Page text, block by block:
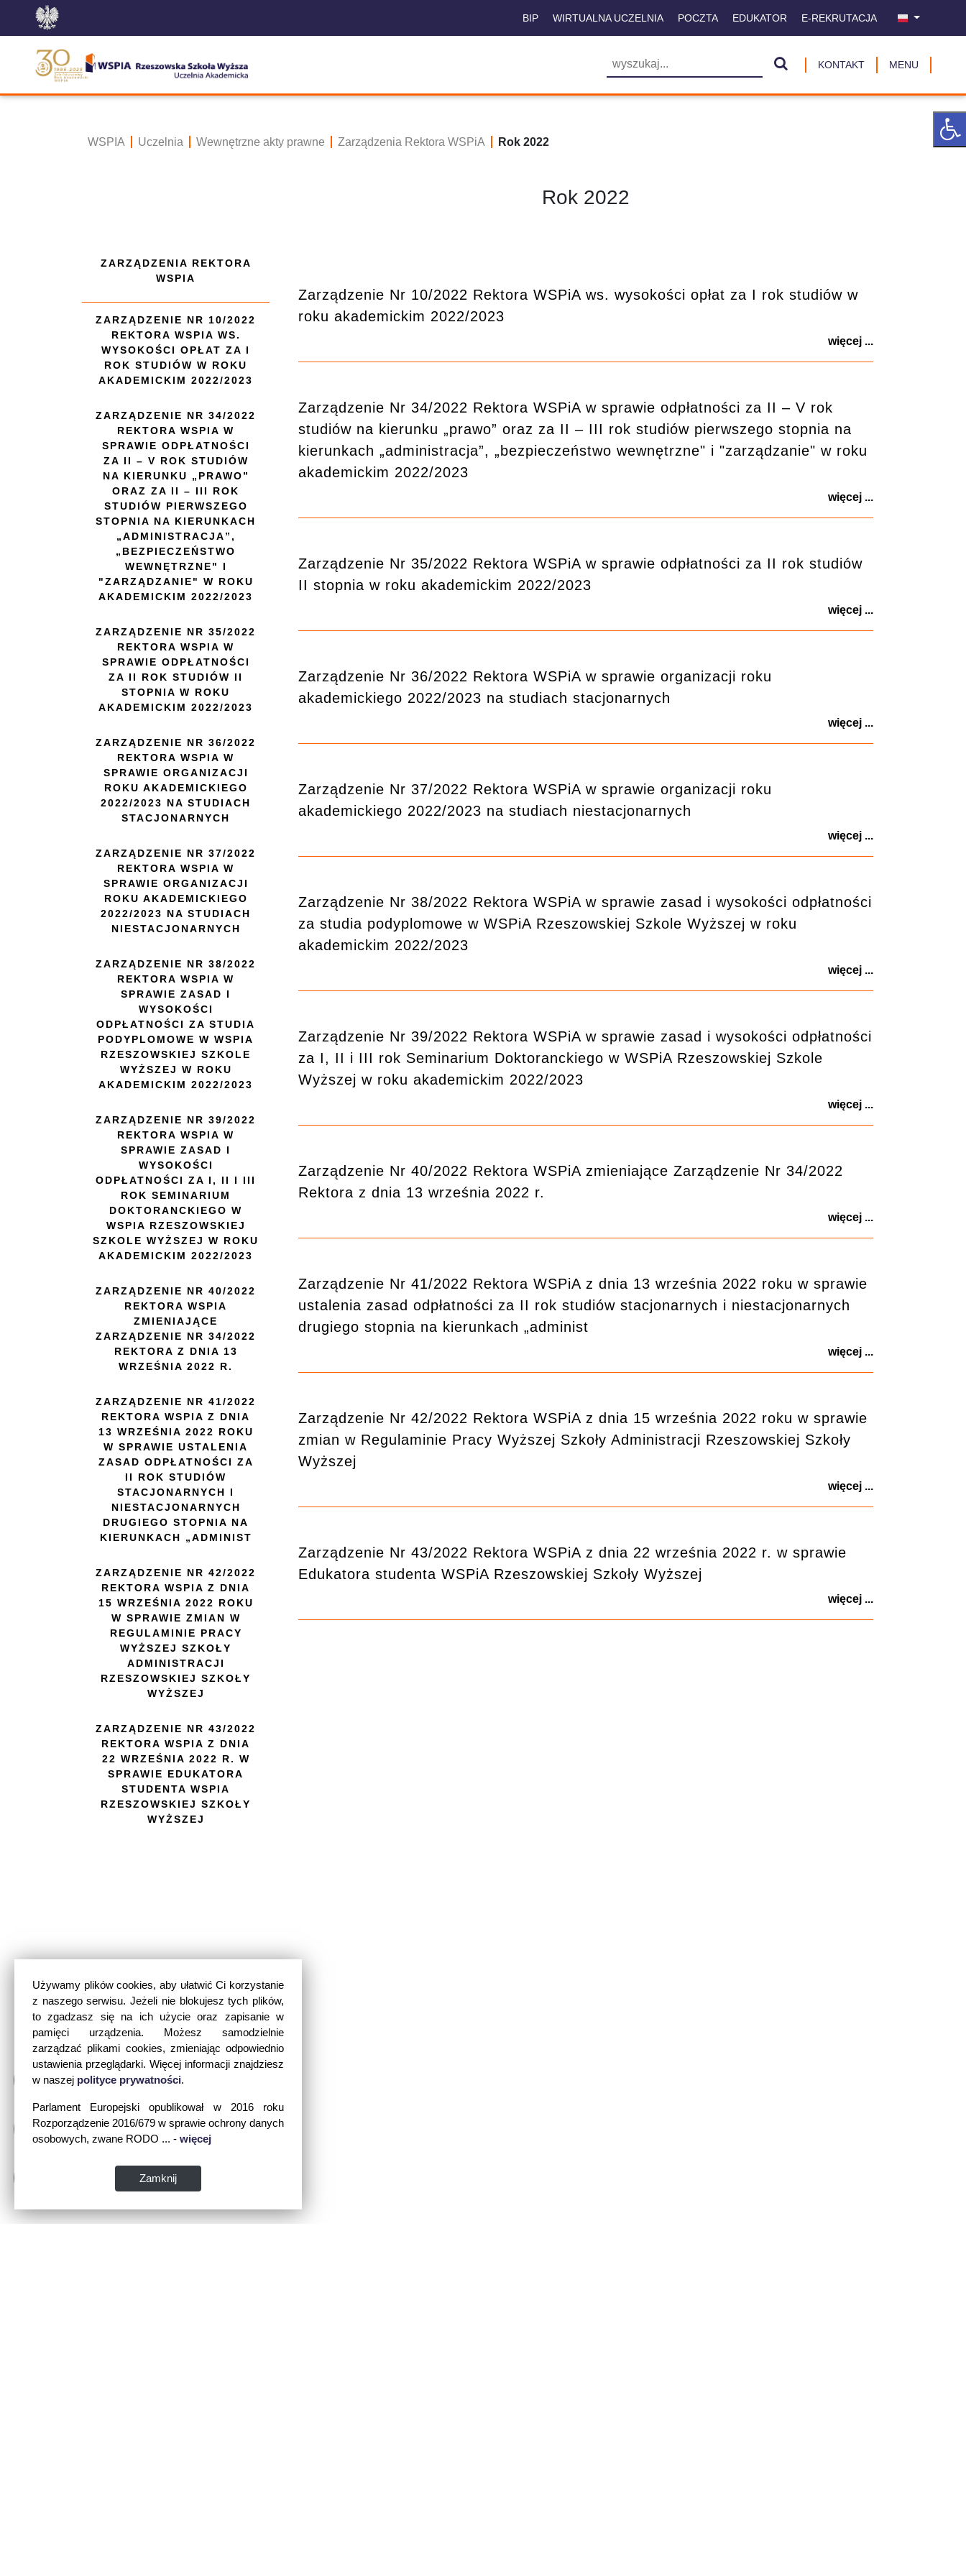
Używamy plików cookies, aby ułatwić Ci korzystanie
z naszego serwisu. Jeżeli nie blokujesz tych plików,
to zgadzasz się na ich użycie oraz zapisanie w
pamięci urządzenia. Możesz samodzielnie
zarządzać plikami cookies, zmieniając odpowiednio
ustawienia przeglądarki. Więcej informacji znajdziesz
w naszej polityce prywatności.
Parlament Europejski opublikował w 2016 roku
Rozporządzenie 2016/679 w sprawie ochrony danych
osobowych, zwane RODO ... - więcej
Zamknij
BIP WIRTUALNA UCZELNIA POCZTA EDUKATOR E-REKRUTACJA
KONTAKT MENU
WSPIA Uczelnia Wewnętrzne akty prawne Zarządzenia Rektora WSPiA Rok 2022
ZARZĄDZENIA REKTORA
WSPIA
ZARZĄDZENIE NR 10/2022
REKTORA WSPIA WS.
WYSOKOŚCI OPŁAT ZA I
ROK STUDIÓW W ROKU
AKADEMICKIM 2022/2023
ZARZĄDZENIE NR 34/2022
REKTORA WSPIA W
SPRAWIE ODPŁATNOŚCI
ZA II – V ROK STUDIÓW
NA KIERUNKU „PRAWO”
ORAZ ZA II – III ROK
STUDIÓW PIERWSZEGO
STOPNIA NA KIERUNKACH
„ADMINISTRACJA”,
„BEZPIECZEŃSTWO
WEWNĘTRZNE" I
"ZARZĄDZANIE" W ROKU
AKADEMICKIM 2022/2023
ZARZĄDZENIE NR 35/2022
REKTORA WSPIA W
SPRAWIE ODPŁATNOŚCI
ZA II ROK STUDIÓW II
STOPNIA W ROKU
AKADEMICKIM 2022/2023
ZARZĄDZENIE NR 36/2022
REKTORA WSPIA W
SPRAWIE ORGANIZACJI
ROKU AKADEMICKIEGO
2022/2023 NA STUDIACH
STACJONARNYCH
ZARZĄDZENIE NR 37/2022
REKTORA WSPIA W
SPRAWIE ORGANIZACJI
ROKU AKADEMICKIEGO
2022/2023 NA STUDIACH
NIESTACJONARNYCH
ZARZĄDZENIE NR 38/2022
REKTORA WSPIA W
SPRAWIE ZASAD I
WYSOKOŚCI
ODPŁATNOŚCI ZA STUDIA
PODYPLOMOWE W WSPIA
RZESZOWSKIEJ SZKOLE
WYŻSZEJ W ROKU
AKADEMICKIM 2022/2023
ZARZĄDZENIE NR 39/2022
REKTORA WSPIA W
SPRAWIE ZASAD I
WYSOKOŚCI
ODPŁATNOŚCI ZA I, II I III
ROK SEMINARIUM
DOKTORANCKIEGO W
WSPIA RZESZOWSKIEJ
SZKOLE WYŻSZEJ W ROKU
AKADEMICKIM 2022/2023
ZARZĄDZENIE NR 40/2022
REKTORA WSPIA
ZMIENIAJĄCE
ZARZĄDZENIE NR 34/2022
REKTORA Z DNIA 13
WRZEŚNIA 2022 R.
ZARZĄDZENIE NR 41/2022
REKTORA WSPIA Z DNIA
13 WRZEŚNIA 2022 ROKU
W SPRAWIE USTALENIA
ZASAD ODPŁATNOŚCI ZA
II ROK STUDIÓW
STACJONARNYCH I
NIESTACJONARNYCH
DRUGIEGO STOPNIA NA
KIERUNKACH „ADMINIST
ZARZĄDZENIE NR 42/2022
REKTORA WSPIA Z DNIA
15 WRZEŚNIA 2022 ROKU
W SPRAWIE ZMIAN W
REGULAMINIE PRACY
WYŻSZEJ SZKOŁY
ADMINISTRACJI
RZESZOWSKIEJ SZKOŁY
WYŻSZEJ
ZARZĄDZENIE NR 43/2022
REKTORA WSPIA Z DNIA
22 WRZEŚNIA 2022 R. W
SPRAWIE EDUKATORA
STUDENTA WSPIA
RZESZOWSKIEJ SZKOŁY
WYŻSZEJ
Rok 2022
Zarządzenie Nr 10/2022 Rektora WSPiA ws. wysokości opłat za I rok studiów w
roku akademickim 2022/2023
więcej ...
Zarządzenie Nr 34/2022 Rektora WSPiA w sprawie odpłatności za II – V rok
studiów na kierunku „prawo” oraz za II – III rok studiów pierwszego stopnia na
kierunkach „administracja”, „bezpieczeństwo wewnętrzne" i "zarządzanie" w roku
akademickim 2022/2023
więcej ...
Zarządzenie Nr 35/2022 Rektora WSPiA w sprawie odpłatności za II rok studiów
II stopnia w roku akademickim 2022/2023
więcej ...
Zarządzenie Nr 36/2022 Rektora WSPiA w sprawie organizacji roku
akademickiego 2022/2023 na studiach stacjonarnych
więcej ...
Zarządzenie Nr 37/2022 Rektora WSPiA w sprawie organizacji roku
akademickiego 2022/2023 na studiach niestacjonarnych
więcej ...
Zarządzenie Nr 38/2022 Rektora WSPiA w sprawie zasad i wysokości odpłatności
za studia podyplomowe w WSPiA Rzeszowskiej Szkole Wyższej w roku
akademickim 2022/2023
więcej ...
Zarządzenie Nr 39/2022 Rektora WSPiA w sprawie zasad i wysokości odpłatności
za I, II i III rok Seminarium Doktoranckiego w WSPiA Rzeszowskiej Szkole
Wyższej w roku akademickim 2022/2023
więcej ...
Zarządzenie Nr 40/2022 Rektora WSPiA zmieniające Zarządzenie Nr 34/2022
Rektora z dnia 13 września 2022 r.
więcej ...
Zarządzenie Nr 41/2022 Rektora WSPiA z dnia 13 września 2022 roku w sprawie
ustalenia zasad odpłatności za II rok studiów stacjonarnych i niestacjonarnych
drugiego stopnia na kierunkach „administ
więcej ...
Zarządzenie Nr 42/2022 Rektora WSPiA z dnia 15 września 2022 roku w sprawie
zmian w Regulaminie Pracy Wyższej Szkoły Administracji Rzeszowskiej Szkoły
Wyższej
więcej ...
Zarządzenie Nr 43/2022 Rektora WSPiA z dnia 22 września 2022 r. w sprawie
Edukatora studenta WSPiA Rzeszowskiej Szkoły Wyższej
więcej ...